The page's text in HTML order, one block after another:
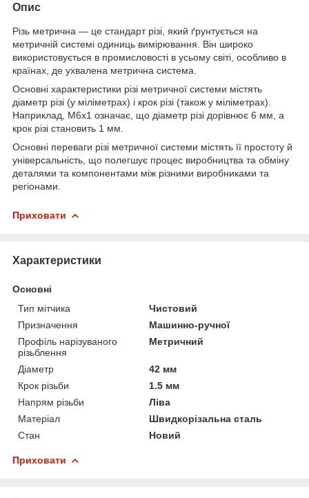
Опис
Різь метрична — це стандарт різі, який ґрунтується на
метричній системі одиниць вимірювання. Він широко
використовується в промисловості в усьому світі, особливо в
країнах, де ухвалена метрична система.
Основні характеристики різі метричної системи містять
діаметр різі (у міліметрах) і крок різі (також у міліметрах).
Наприклад, M6x1 означає, що діаметр різі дорівнює 6 мм, а
крок різі становить 1 мм.
Основні переваги різі метричної системи містять її простоту й
універсальність, що полегшує процес виробництва та обміну
деталями та компонентами між різними виробниками та
регіонами.
Приховати
Характеристики
Основні
Тип мітчика
Чистовий
Призначення
Машинно-ручної
Профіль нарізуваного
різьблення
Метричний
Діаметр
42 мм
Крок різьби
1.5 мм
Напрям різьби
Ліва
Матеріал
Швидкорізальна сталь
Стан
Новий
Приховати